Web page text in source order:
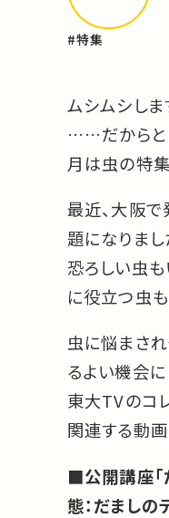
#特集
ムシムシしま
……だからと
月は虫の特集
最近、大阪
題になりまし
恐ろしい虫も
に役立つ虫も
虫に悩まさ
るよい機会
東大TVのコ
関連する動画
■公開講座「
態：だましの